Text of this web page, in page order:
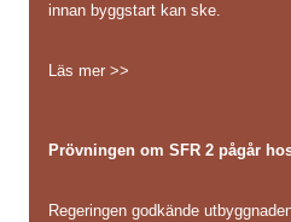
innan byggstart kan ske.
Läs mer >>
Prövningen om SFR 2 pågår
Regeringen godkände